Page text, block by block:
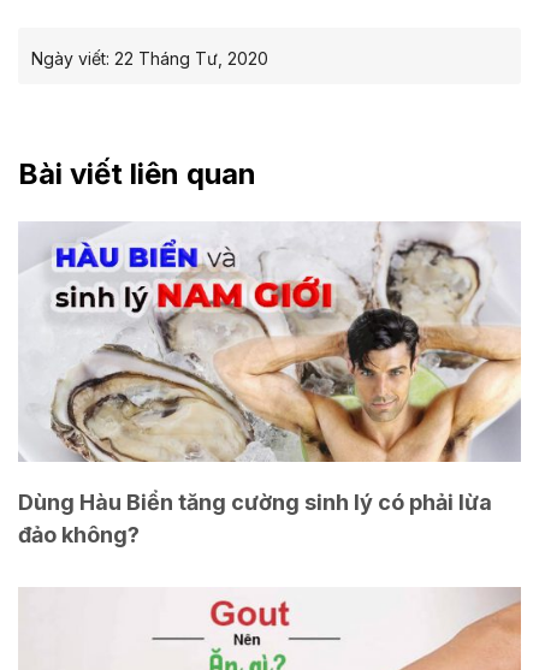
Ngày viết: 22 Tháng Tư, 2020
Bài viết liên quan
Dùng Hàu Biển tăng cường sinh lý có phải lừa
đảo không?